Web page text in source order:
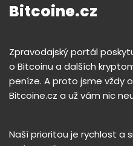
Bitcoine.cz
Zpravodajský portál
o Bitcoinu a dalších
peníze. A proto jsme vždy
Bitcoine.cz a už vám nic
Naší prioritou je rychlost a